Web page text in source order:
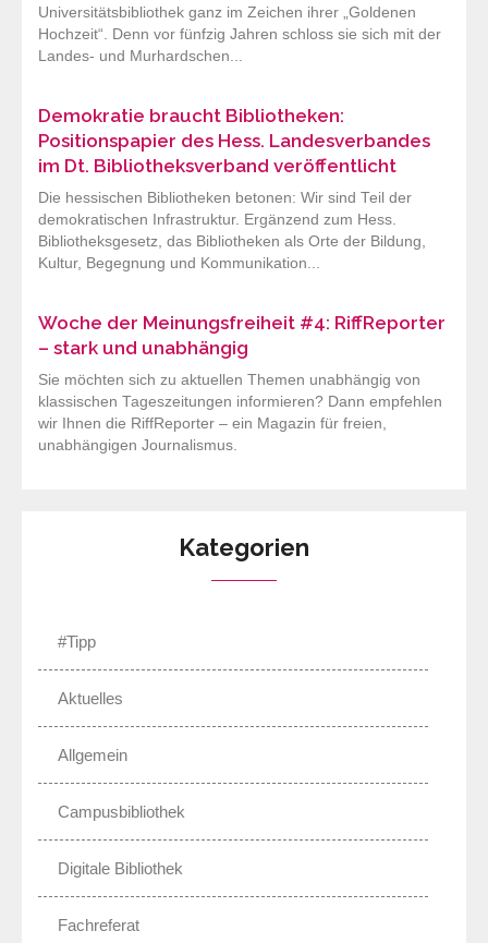
Universitätsbibliothek ganz im Zeichen ihrer „Goldenen
Hochzeit“. Denn vor fünfzig Jahren schloss sie sich mit der
Landes- und Murhardschen...
Demokratie braucht Bibliotheken:
Positionspapier des Hess. Landesverbandes
im Dt. Bibliotheksverband veröffentlicht
Die hessischen Bibliotheken betonen: Wir sind Teil der
demokratischen Infrastruktur. Ergänzend zum Hess.
Bibliotheksgesetz, das Bibliotheken als Orte der Bildung,
Kultur, Begegnung und Kommunikation...
Woche der Meinungsfreiheit #4: RiffReporter
– stark und unabhängig
Sie möchten sich zu aktuellen Themen unabhängig von
klassischen Tageszeitungen informieren? Dann empfehlen
wir Ihnen die RiffReporter – ein Magazin für freien,
unabhängigen Journalismus.
Kategorien
#Tipp
Aktuelles
Allgemein
Campusbibliothek
Digitale Bibliothek
Fachreferat